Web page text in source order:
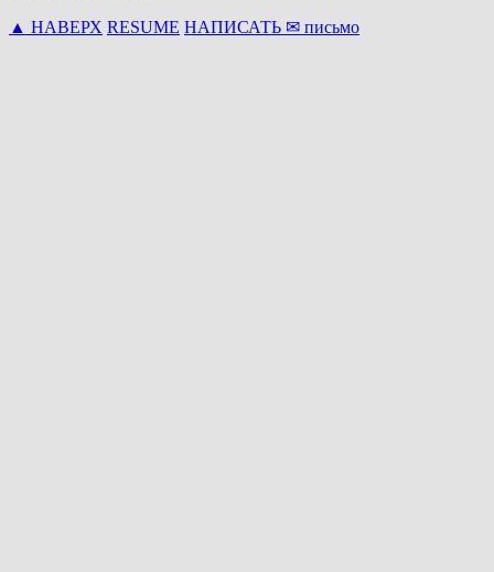
▲ НАВЕРХ RESUME НАПИСАТЬ ✉ письмо